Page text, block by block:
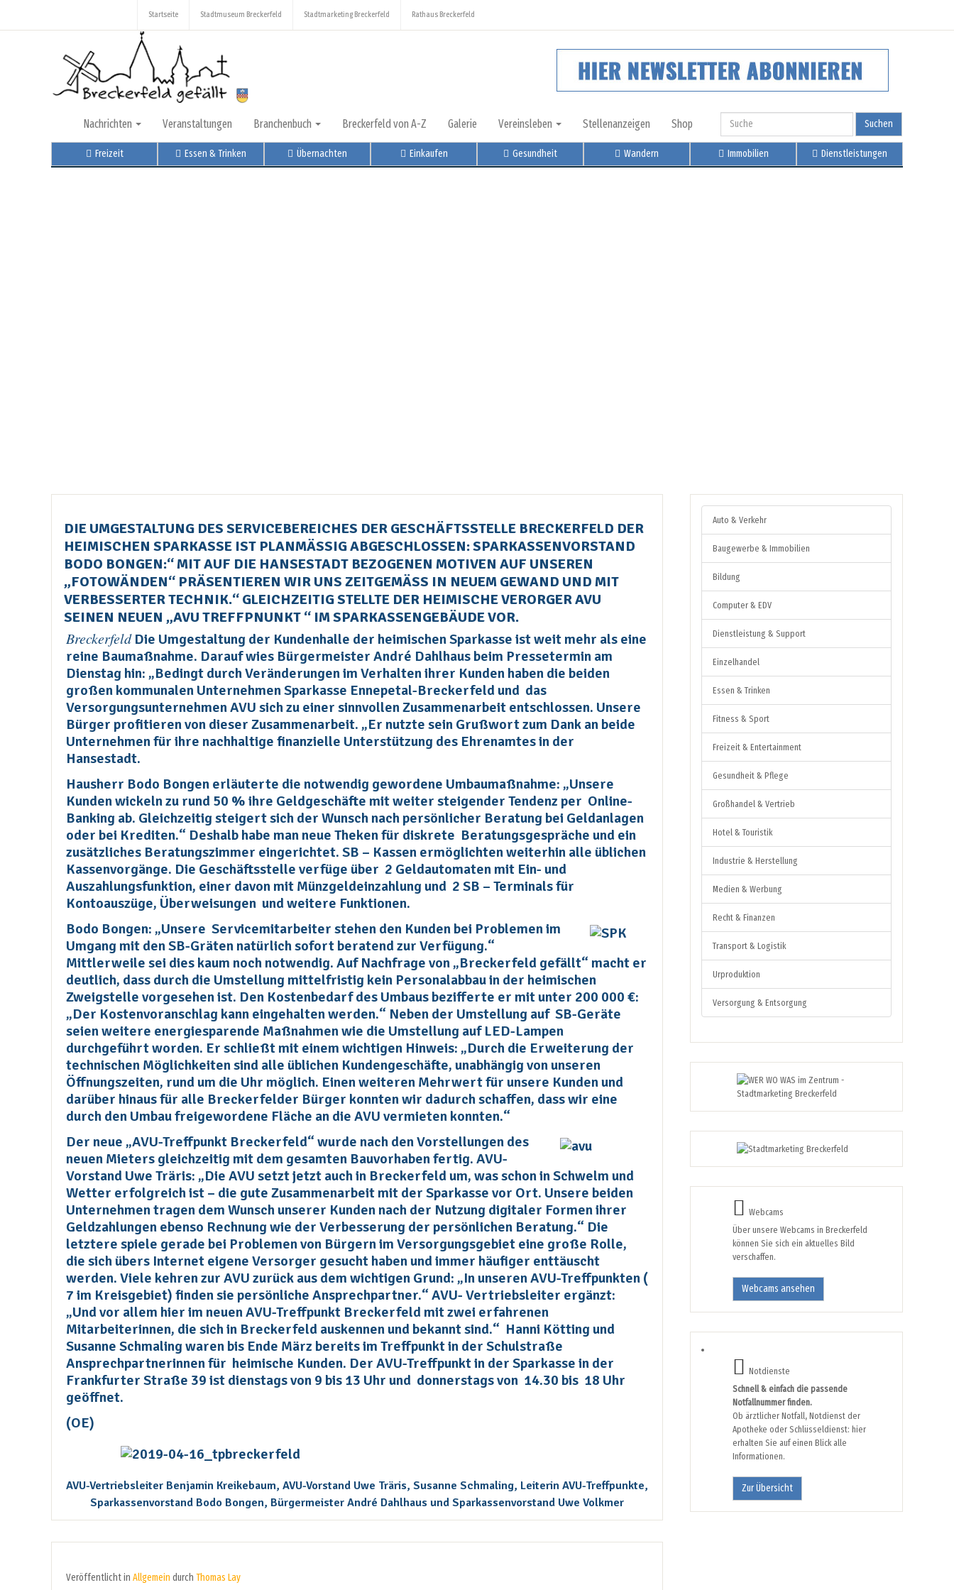
Startseite Stadtmuseum Breckerfeld Stadtmarketing Breckerfeld Rathaus Breckerfeld
Nachrichten Veranstaltungen Branchenbuch Breckerfeld von A-Z Galerie Vereinsleben Stellenanzeigen Shop Suchen
Freizeit Essen & Trinken Übernachten Einkaufen Gesundheit Wandern Immobilien Dienstleistungen
DIE UMGESTALTUNG DES SERVICEBEREICHES DER GESCHÄFTSSTELLE BRECKERFELD DER
HEIMISCHEN SPARKASSE IST PLANMÄSSIG ABGESCHLOSSEN: SPARKASSENVORSTAND B
ODO BONGEN:“ MIT AUF DIE HANSESTADT BEZOGENEN MOTIVEN AUF UNSEREN „
FOTOWÄNDEN“ PRÄSENTIEREN WIR UNS ZEITGEMÄSS IN NEUEM GEWAND UND MIT VE
RBESSERTER TECHNIK.“ GLEICHZEITIG STELLTE DER HEIMISCHE VERORGER AVU SE
INEN NEUEN „AVU TREFFPNUNKT “ IM SPARKASSENGEBÄUDE VOR.
BreckerfeldDie Umgestaltung der Kundenhalle der heimischen Sparkasse ist weit mehr als eine
reine Baumaßnahme. Darauf wies Bürgermeister André Dahlhaus beim Pressetermin am
Dienstag hin: „Bedingt durch Veränderungen im Verhalten ihrer Kunden haben die beiden
großen kommunalen Unternehmen Sparkasse Ennepetal-Breckerfeld und das
Versorgungsunternehmen AVU sich zu einer sinnvollen Zusammenarbeit entschlossen. Unsere
Bürger profitieren von dieser Zusammenarbeit. „Er nutzte sein Grußwort zum Dank an beide
Unternehmen für ihre nachhaltige finanzielle Unterstützung des Ehrenamtes in der
Hansestadt.
Hausherr Bodo Bongen erläuterte die notwendig gewordene Umbaumaßnahme: „Unsere
Kunden wickeln zu rund 50 % ihre Geldgeschäfte mit weiter steigender Tendenz per Online-
Banking ab. Gleichzeitig steigert sich der Wunsch nach persönlicher Beratung bei Geldanlagen
oder bei Krediten.“ Deshalb habe man neue Theken für diskrete Beratungsgespräche und ein
zusätzliches Beratungszimmer eingerichtet. SB – Kassen ermöglichten weiterhin alle üblichen
Kassenvorgänge. Die Geschäftsstelle verfüge über 2 Geldautomaten mit Ein- und
Auszahlungsfunktion, einer davon mit Münzgeldeinzahlung und 2 SB – Terminals für
Kontoauszüge, Überweisungen und weitere Funktionen.
Bodo Bongen: „Unsere Servicemitarbeiter stehen den Kunden bei Problemen im
Umgang mit den SB-Gräten natürlich sofort beratend zur Verfügung.“
Mittlerweile sei dies kaum noch notwendig. Auf Nachfrage von „Breckerfeld gefällt“ macht er
deutlich, dass durch die Umstellung mittelfristig kein Personalabbau in der heimischen
Zweigstelle vorgesehen ist. Den Kostenbedarf des Umbaus bezifferte er mit unter 200 000 €:
„Der Kostenvoranschlag kann eingehalten werden.“ Neben der Umstellung auf SB-Geräte
seien weitere energiesparende Maßnahmen wie die Umstellung auf LED-Lampen
durchgeführt worden. Er schließt mit einem wichtigen Hinweis: „Durch die Erweiterung der
technischen Möglichkeiten sind alle üblichen Kundengeschäfte, unabhängig von unseren
Öffnungszeiten, rund um die Uhr möglich. Einen weiteren Mehrwert für unsere Kunden und
darüber hinaus für alle Breckerfelder Bürger konnten wir dadurch schaffen, dass wir eine
durch den Umbau freigewordene Fläche an die AVU vermieten konnten.“
Der neue „AVU-Treffpunkt Breckerfeld“ wurde nach den Vorstellungen des
neuen Mieters gleichzeitig mit dem gesamten Bauvorhaben fertig. AVU-
Vorstand Uwe Träris: „Die AVU setzt jetzt auch in Breckerfeld um, was schon in Schwelm und
Wetter erfolgreich ist – die gute Zusammenarbeit mit der Sparkasse vor Ort. Unsere beiden
Unternehmen tragen dem Wunsch unserer Kunden nach der Nutzung digitaler Formen ihrer
Geldzahlungen ebenso Rechnung wie der Verbesserung der persönlichen Beratung.“ Die
letztere spiele gerade bei Problemen von Bürgern im Versorgungsgebiet eine große Rolle,
die sich übers Internet eigene Versorger gesucht haben und immer häufiger enttäuscht
werden. Viele kehren zur AVU zurück aus dem wichtigen Grund: „In unseren AVU-Treffpunkten (
7 im Kreisgebiet) finden sie persönliche Ansprechpartner.“ AVU- Vertriebsleiter ergänzt:
„Und vor allem hier im neuen AVU-Treffpunkt Breckerfeld mit zwei erfahrenen
Mitarbeiterinnen, die sich in Breckerfeld auskennen und bekannt sind.“ Hanni Kötting und
Susanne Schmaling waren bis Ende März bereits im Treffpunkt in der Schulstraße
Ansprechpartnerinnen für heimische Kunden. Der AVU-Treffpunkt in der Sparkasse in der
Frankfurter Straße 39 ist dienstags von 9 bis 13 Uhr und donnerstags von 14.30 bis 18 Uhr
geöffnet.
(OE)
AVU-Vertriebsleiter Benjamin Kreikebaum, AVU-Vorstand Uwe Träris, Susanne Schmaling, Leiterin AVU-Treffpunkte,
Sparkassenvorstand Bodo Bongen, Bürgermeister André Dahlhaus und Sparkassenvorstand Uwe Volkmer
Veröffentlicht in Allgemein durch Thomas Lay
Auto & Verkehr
Baugewerbe & Immobilien
Bildung
Computer & EDV
Dienstleistung & Support
Einzelhandel
Essen & Trinken
Fitness & Sport
Freizeit & Entertainment
Gesundheit & Pflege
Großhandel & Vertrieb
Hotel & Touristik
Industrie & Herstellung
Medien & Werbung
Recht & Finanzen
Transport & Logistik
Urproduktion
Versorgung & Entsorgung
Webcams
Über unsere Webcams in Breckerfeld
können Sie sich ein aktuelles Bild
verschaffen.
Webcams ansehen
Notdienste
Schnell & einfach die passende
Notfallnummer finden.
Ob ärztlicher Notfall, Notdienst der
Apotheke oder Schlüsseldienst: hier
erhalten Sie auf einen Blick alle
Informationen.
Zur Übersicht